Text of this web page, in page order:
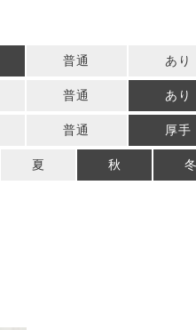
普通 あり
普通 あり
普通 厚手
夏 秋 冬